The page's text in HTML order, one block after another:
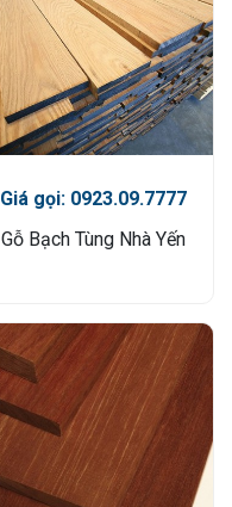
Giá gọi: 0923.09.7777
Gỗ Bạch Tùng Nhà Yến